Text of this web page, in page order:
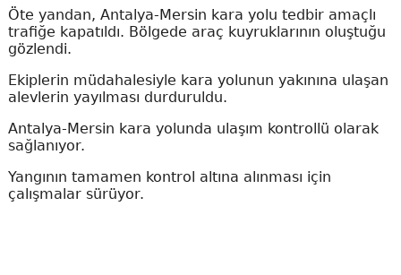
Öte yandan, Antalya-Mersin kara yolu tedbir amaçlı
trafiğe kapatıldı. Bölgede araç kuyruklarının oluştuğu
gözlendi.
Ekiplerin müdahalesiyle kara yolunun yakınına ulaşan
alevlerin yayılması durduruldu.
Antalya-Mersin kara yolunda ulaşım kontrollü olarak
sağlanıyor.
Yangının tamamen kontrol altına alınması için
çalışmalar sürüyor.